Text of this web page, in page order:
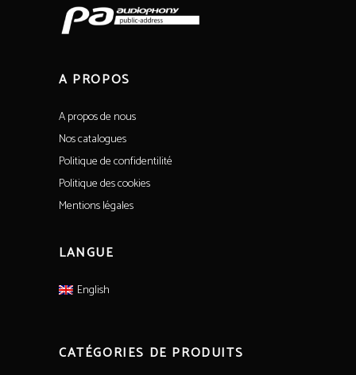
A PROPOS
A propos de nous
Nos catalogues
Politique de confidentilité
Politique des cookies
Mentions légales
LANGUE
English
CATÉGORIES DE PRODUITS